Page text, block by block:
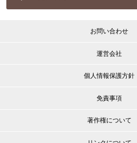
お問い合わせ
運営会社
個人情報保護方針
免責事項
著作権について